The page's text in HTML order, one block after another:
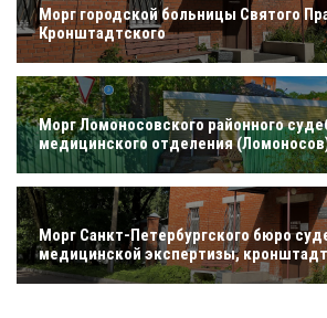
Морг городской больницы Святого
Кронштадтского
Морг Ломоносовского районного
медицинского отделения
Морг Санкт-Петербургского бюро
медицинской экспертизы,